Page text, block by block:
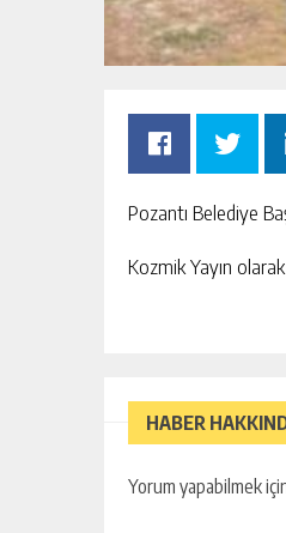
Pozantı Belediye
Kozmik Yayın
HABER
Yorum yapabilmek
IÇME SUYU HATTI